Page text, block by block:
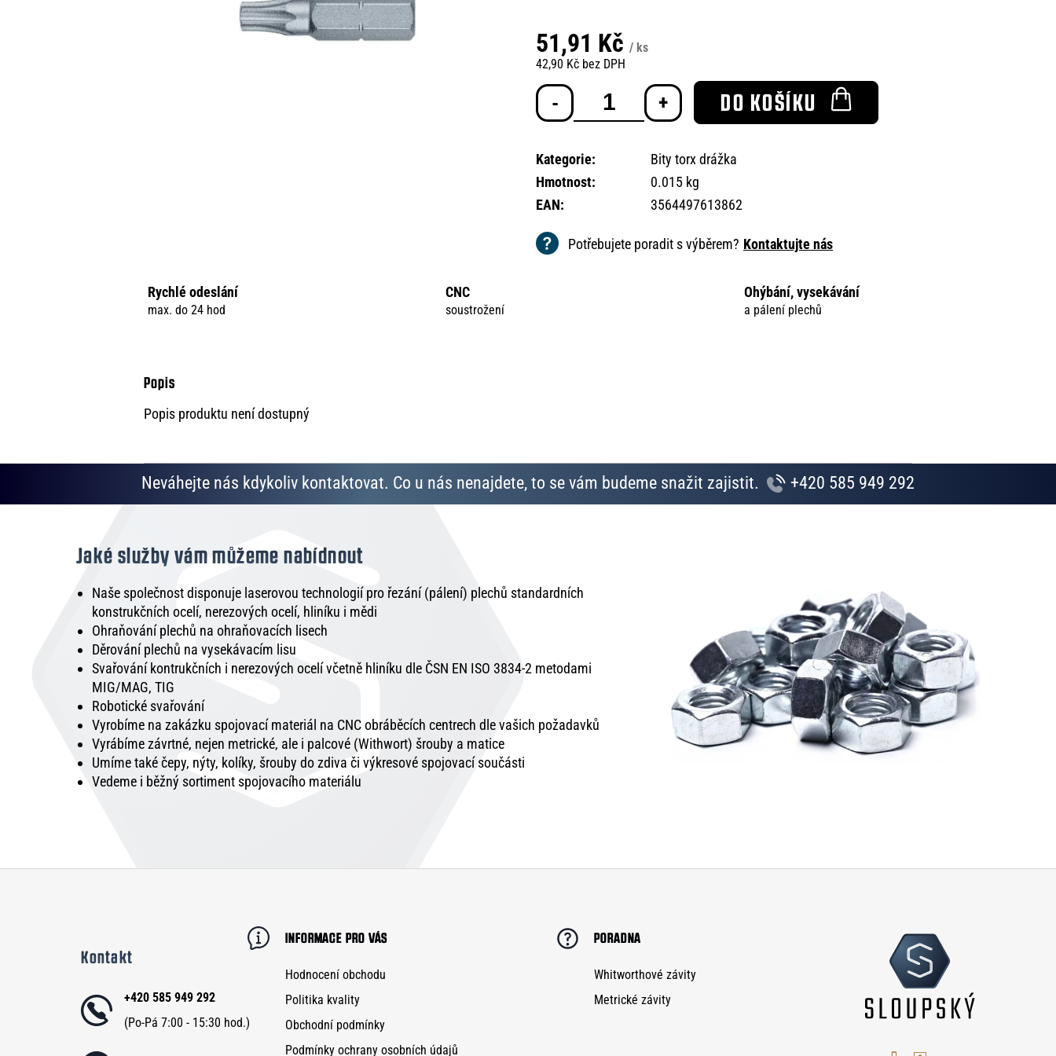
51,91 Kč / ks
42,90 Kč bez DPH
Měrná
cena:
DO KOŠÍKU
Kategorie:
Bity torx drážka
Hmotnost:
0.015 kg
EAN: 3564497613862
Potřebujete poradit s výběrem? Kontaktujte nás
Rychlé odeslání
max. do 24 hod
CNC
soustrožení
Ohýbání, vysekávání
a pálení plechů
Popis produktu není dostupný
Neváhejte nás kdykoliv kontaktovat. Co u nás nenajdete, to se vám budeme snažit zajistit. +420 585 949 292
Jaké služby vám můžeme nabídnout
Naše společnost disponuje laserovou technologií pro řezání (pálení) plechů standardních
konstrukčních ocelí, nerezových ocelí, hliníku i mědi
Ohraňování plechů na ohraňovacích lisech
Děrování plechů na vysekávacím lisu
Svařování kontrukčních i nerezových ocelí včetně hliníku dle ČSN EN ISO 3834-2 metodami
MIG/MAG, TIG
Robotické svařování
Vyrobíme na zakázku spojovací materiál na CNC obráběcích centrech dle vašich požadavků
Vyrábíme závrtné, nejen metrické, ale i palcové (Withwort) šrouby a matice
Umíme také čepy, nýty, kolíky, šrouby do zdiva či výkresové spojovací součásti
Vedeme i běžný sortiment spojovacího materiálu
Kontakt
+420 585 949 292
INFORMACE PRO VÁS
Hodnocení obchodu
Politika kvality
Obchodní podmínky
Podmínky ochrany osobních údajů
PORADNA
Whitworthové závity
Metrické závity